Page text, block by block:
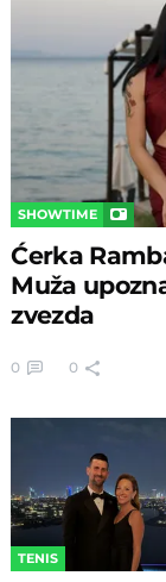
SHOWTIME
Ćerka
Muža
zvezda
0 0
TENIS